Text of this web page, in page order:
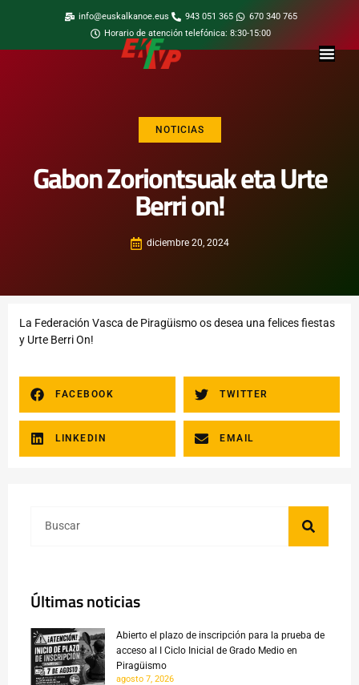
info@euskalkanoe.eus 943 051 365
670 340 765
Horario de atención telefónica: 8:30-15:00
NOTICIAS
Gabon Zoriontsuak eta Urte
Berri on!
diciembre 20, 2024
La Federación Vasca de Piragüismo os desea una felices fiestas
y Urte Berri On!
FACEBOOK TWITTER
LINKEDIN EMAIL
Últimas noticias
Abierto el plazo de inscripción para la prueba de
acceso al I Ciclo Inicial de Grado Medio en
Piragüismo
agosto 7, 2026